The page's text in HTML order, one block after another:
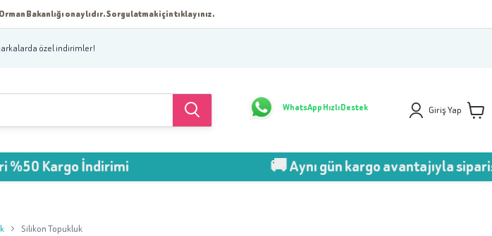
Bakanlığı onaylıdır. Sorgulatmak için tıklayınız.
özel indirimler!
WhatsApp Hızlı Destek Giriş Yap
Kargo İndirimi 🚚 Aynı gün kargo avantajıyla sipariş
Silikon Topukluk